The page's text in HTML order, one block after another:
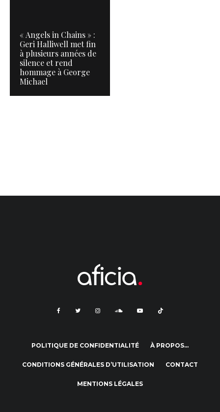
« Angels in Chains » :
Geri Halliwell met fin
à plusieurs années de
silence et rend
hommage à George
Michael
POLITIQUE DE CONFIDENTIALITÉ À PROPOS…
CONDITIONS GÉNÉRALES D’UTILISATION CONTACT
MENTIONS LÉGALES